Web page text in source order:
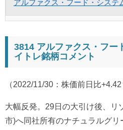
アルファクス・フード・システ
3814 アルファクス・フー
イトレ銘柄コメント
（2022/11/30：株価前日比+4.42
大幅反発。29日の大引け後、リ
市)へ同社所有のナチュラルグ